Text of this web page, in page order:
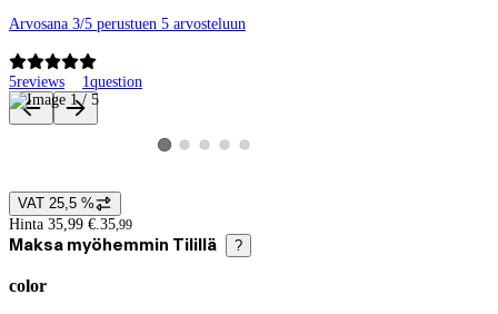
Arvosana 3/5 perustuen 5 arvosteluun
5reviews 1question
Product images and videos
View product image 1
View product image 2
View product image 3
View product image 4
View product image 5
Price details
VAT 25,5 %
Hinta 35,99 €. 35,99
Maksa myöhemmin Tilillä ?
color